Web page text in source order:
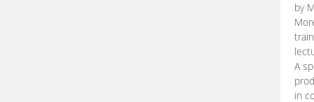
by
A
in